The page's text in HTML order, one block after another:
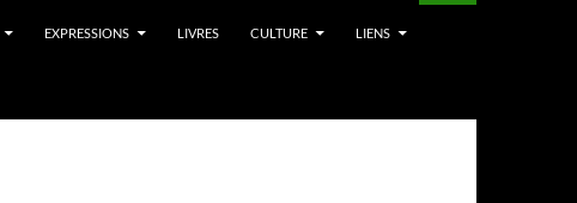
EXPRESSIONS LIVRES CULTURE LIENS